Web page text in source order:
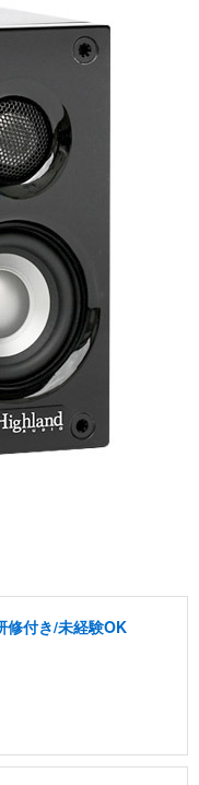
修付き/未経験OK